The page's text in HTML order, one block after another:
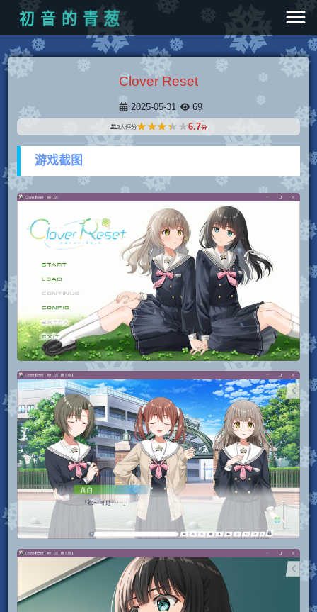
初 音 的 青 葱
Clover Reset
2025-05-31 69
3 人评分★★★★★
★★★★★6.7分
游戏截图